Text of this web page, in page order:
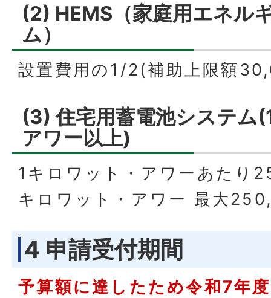
(2) HEMS（家庭用エネル
ム）
設置費用の1/2(補助上限額
(3) 住宅用蓄電池システム
アワー以上)
1キロワット・アワーあたり
キロワット・アワー 最大
4 申請受付期間
予算額に達したため令和7年